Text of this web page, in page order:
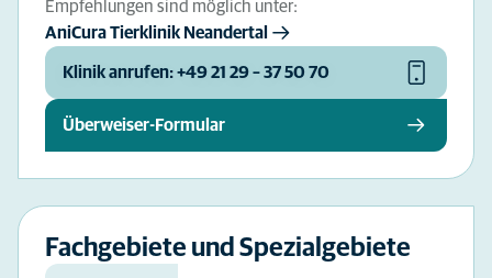
Empfehlungen sind möglich unter:
AniCura Tierklinik Neandertal
Klinik anrufen: +49 21 29 – 37 50 70
Überweiser-Formular
Fachgebiete und Spezialgebiete